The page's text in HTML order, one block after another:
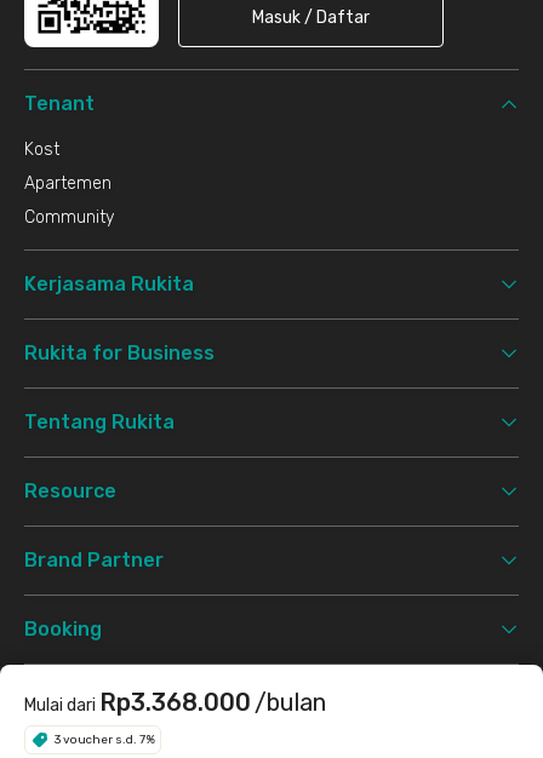
Mulai dari Rp3.368.000 /bulan
3 voucher s.d. 7%
Masuk / Daftar
Tenant
Kost
Apartemen
Community
Kerjasama Rukita
Rukita for Business
Tentang Rukita
Resource
Brand Partner
Booking
Support